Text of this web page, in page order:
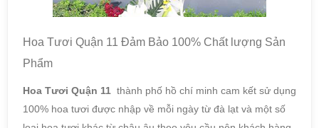
Hoa Tươi Quận 11 Đảm Bảo 100% Chất lượng Sản
Phẩm
Hoa Tươi Quận 11 thành phố hồ chí minh cam kết sử dụng
100% hoa tươi được nhập về mỗi ngày từ đà lạt và một số